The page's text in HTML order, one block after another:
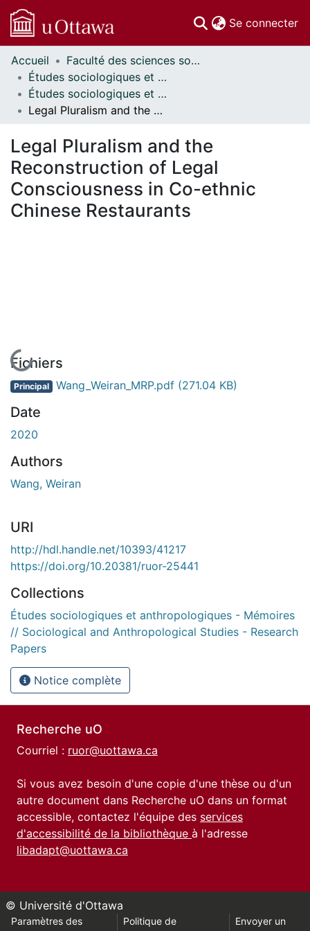
Se connecter
Communautés
et collections
Parcourir
Statistiques
À propos
Accueil
Faculté des sciences sociales // Faculty of Social Sciences
Études sociologiques et anthropologiques // Sociological and Anthropological Studies
Études sociologiques et anthropologiques - Mémoires // Sociological and Anthropological Studies - Research Papers
Legal Pluralism and the Reconstruction of Legal Consciousness in Co-ethnic Chinese Restaurants
Legal Pluralism and the
Reconstruction of Legal
Consciousness in Co-ethnic
Chinese Restaurants
En cours de chargement...
Fichiers
Principal Wang_Weiran_MRP.pdf (271.04 KB)
Date
2020
Authors
Wang, Weiran
URI
http://hdl.handle.net/10393/41217
https://doi.org/10.20381/ruor-25441
Collections
Études sociologiques et anthropologiques - Mémoires
// Sociological and Anthropological Studies - Research
Papers
Notice complète
Recherche uO
Courriel : ruor@uottawa.ca
Si vous avez besoin d'une copie d'une thèse ou d'un
autre document dans Recherche uO dans un format
accessible, contactez l'équipe des services
d'accessibilité de la bibliothèque à l'adresse
libadapt@uottawa.ca
© Université d'Ottawa
Paramètres des
Politique de
Envoyer un